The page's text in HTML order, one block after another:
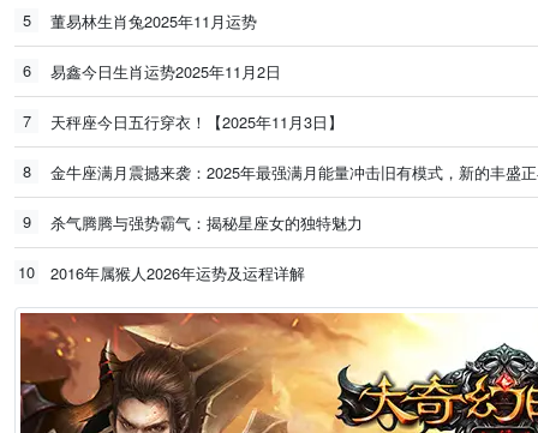
5 董易林生肖兔2025年11月运势
6 易鑫今日生肖运势2025年11月2日
7 天秤座今日五行穿衣！【2025年11月3日】
8 金牛座满月震撼来袭：2025年最强满月能量冲击旧有模式，新的丰盛
9 杀气腾腾与强势霸气：揭秘星座女的独特魅力
10 2016年属猴人2026年运势及运程详解